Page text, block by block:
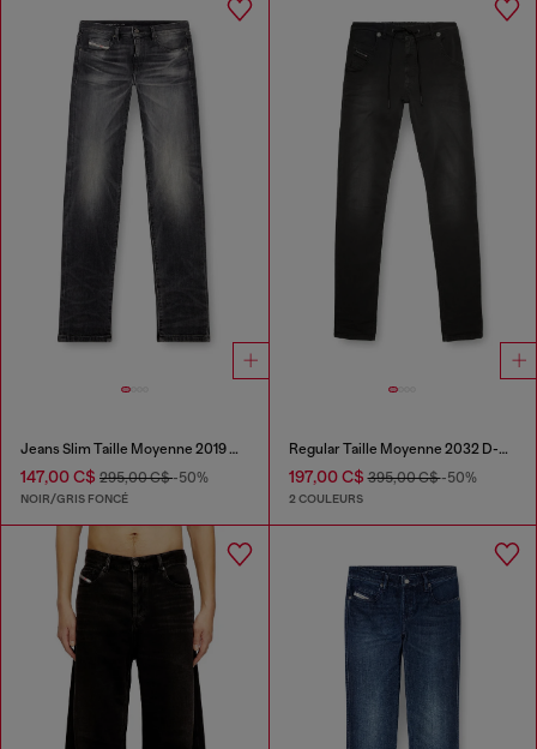
Jeans Slim Taille Moyenne 2019 D-Strukt
147,00 C$ 295,00 C$-50%
NOIR/GRIS FONCÉ
Regular Taille Moyenne 2032 D-Krooley Joggjeans®
197,00 C$395,00 C$-50%
2 COULEURS